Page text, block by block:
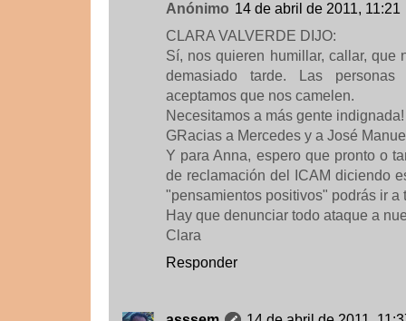
Anónimo 14 de abril de 2011, 11:21
CLARA VALVERDE DIJO:
Sí, nos quieren humillar, callar, que
demasiado tarde. Las
aceptamos que nos camelen.
Necesitamos a más gente indignada!
GRacias a Mercedes y a José
Y para Anna, espero que pronto o
de reclamación del ICAM diciendo
"pensamientos positivos" podrás ir a
Hay que denunciar todo ataque a
Clara
Responder